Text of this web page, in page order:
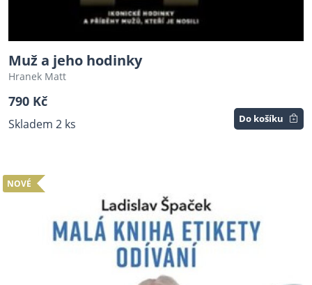
Muž a jeho hodinky
Hranek Matt
790 Kč
Skladem 2 ks Do košíku
NOVÉ